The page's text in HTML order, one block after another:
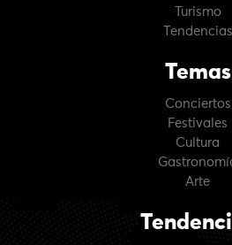
Turismo
Tendencias
Temas
Conciertos
Festivales
Cultura
Arte